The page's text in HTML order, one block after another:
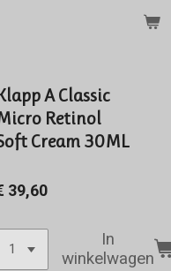
A Classic
Retinol
Cream 30ML
39,60
In
winkelwagen